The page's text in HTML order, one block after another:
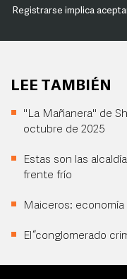
Registrarse implica
LEE TAMBIÉN
"La Mañanera" de
octubre de 2025
Estas son las
frente frío
Maiceros:
El “conglomerado